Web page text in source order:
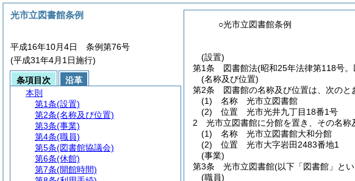
○光市立図書館条例
(設置)
第1条
図書館法(昭和25年法律第118号
(名称及び位置)
第2条
図書館の名称及び位置は、次のと
(1)
名称 光市立図書館
(2)
位置 光市光井九丁目18番1号
2
光市立図書館に分館を置き、その名称
(1)
名称 光市立図書館大和分館
(2)
位置 光市大字岩田2483番地1
(事業)
第3条
光市立図書館(以下「図書館」と
(職員)
光市立図書館条例
平成16年10月4日 条例第76号
(平成31年4月1日施行)
条項目次
沿革
本則
第1条(設置)
第2条(名称及び位置)
第3条(事業)
第4条(職員)
第5条(図書館協議会)
第6条(休館)
第7条(開館時間)